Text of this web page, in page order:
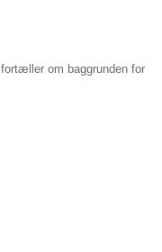
om baggrunden for